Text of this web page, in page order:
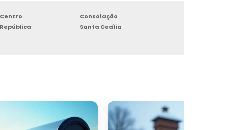
Centro
Consolação
República
Santa Cecília